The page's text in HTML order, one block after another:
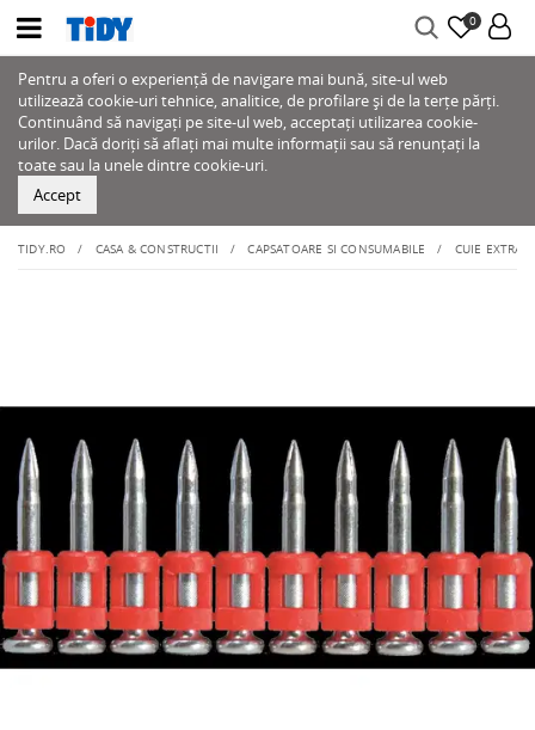
0
Pentru a oferi o experiență de navigare mai bună, site-ul web
utilizează cookie-uri tehnice, analitice, de profilare și de la terțe părți.
Continuând să navigați pe site-ul web, acceptați utilizarea cookie-
urilor. Dacă doriți să aflați mai multe informații sau să renunțați la
toate sau la unele dintre cookie-uri.
Accept
TIDY.RO CASA & CONSTRUCTII CAPSATOARE SI CONSUMABILE CUIE EXTRA